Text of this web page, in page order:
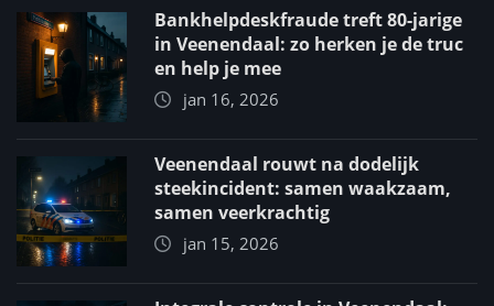
Bankhelpdeskfraude treft 80-jarige
in Veenendaal: zo herken je de truc
en help je mee
jan 16, 2026
Veenendaal rouwt na dodelijk
steekincident: samen waakzaam,
samen veerkrachtig
jan 15, 2026